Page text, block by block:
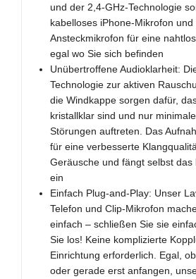
und der 2,4-GHz-Technologie
kabelloses iPhone-Mikrofon
Ansteckmikrofon für eine
egal wo Sie sich befinden
Unübertroffene Audioklarheit:
Technologie zur aktiven
die Windkappe sorgen dafür,
kristallklar sind und nur
Störungen auftreten. Das
für eine verbesserte
Geräusche und fängt selbst das
ein
Einfach Plug-and-Play: Unser
Telefon und Clip-Mikrofon
einfach – schließen Sie sie
Sie los! Keine komplizierte
Einrichtung erforderlich. Egal,
oder gerade erst anfangen,